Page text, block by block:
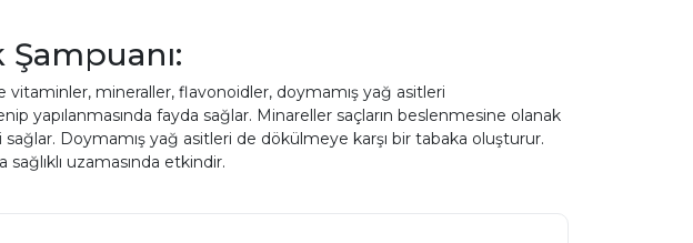
Şampuanı:
vitaminler, mineraller, flavonoidler, doymamış yağ asitleri
yapılanmasında fayda sağlar. Minareller saçların beslenmesine olanak
Doymamış yağ asitleri de dökülmeye karşı bir tabaka oluşturur.
uzamasında etkindir.